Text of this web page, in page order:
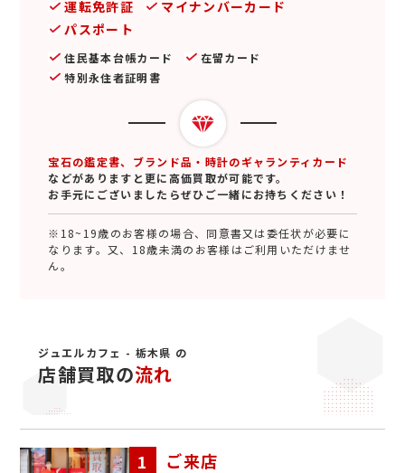
運転免許証
マイナンバーカード
パスポート
住民基本台帳カード
在留カード
特別永住者証明書
宝石の鑑定書、ブランド品・時計のギャランティカード
などがありますと更に高価買取が可能です。
お手元にございましたらぜひご一緒にお持ちください！
※18~19歳のお客様の場合、同意書又は委任状が必要に
なります。又、18歳未満のお客様はご利用いただけませ
ん。
ジュエルカフェ - 栃木県 の
店舗買取の流れ
ご来店